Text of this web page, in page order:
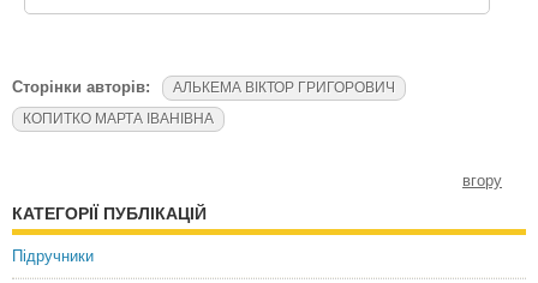
Сторінки авторів:
АЛЬКЕМА ВІКТОР ГРИГОРОВИЧ
КОПИТКО МАРТА ІВАНІВНА
вгору
КАТЕГОРІЇ ПУБЛІКАЦІЙ
Підручники